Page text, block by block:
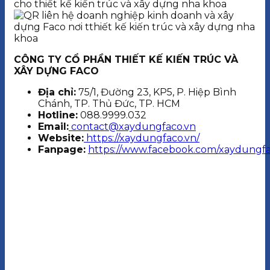
CÔNG TY CỔ PHẦN THIẾT KẾ KIẾN TRÚC VÀ
XÂY DỰNG FACO
Địa chỉ: 75/1, Đường 23, KP5, P. Hiệp Bình
Chánh, TP. Thủ Đức, TP. HCM
Hotline: 088.9999.032
Email: contact@xaydungfaco.vn
Website: https://xaydungfaco.vn/
Fanpage: https://www.facebook.com/